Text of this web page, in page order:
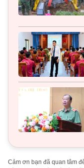
Cảm ơn bạn đã quan tâm